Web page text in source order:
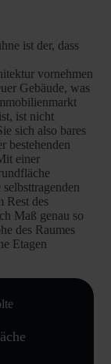
ist der, dass
vornehmen
Gebäude, was
ist nicht
sich also bares
bestehenden
einer
Rest des
Maß genau so
des Raumes
Etagen